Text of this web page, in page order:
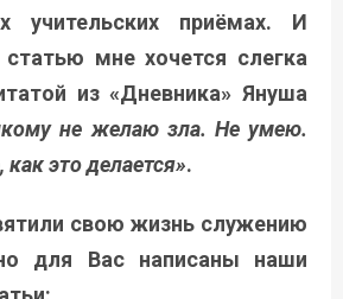
учительских приёмах. И
статью мне хочется слегка
из «Дневника» Януша
не желаю зла. Не умею.
это делается».
свою жизнь служению
для Вас написаны наши